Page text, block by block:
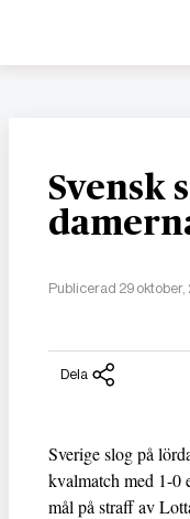
Svensk
Publicerad 29 oktober,
Dela
Sverige slog på
kvalmatch med 1-0
mål på straff av